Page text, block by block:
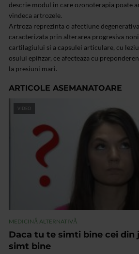
descrie modul in care ozonoterapia poate
vindeca artrozele.
Artroza reprezinta o afectiune
caracterizata prin alterarea progresiva
cartilagiului si a capsulei articulare, cu
osului epifizar, ce afecteaza cu
la presiuni mari.
ARTICOLE ASEMANATOARE
VIDEO
MEDICINĂ ALTERNATIVĂ
Daca tu te simti bine cei din
simt bine